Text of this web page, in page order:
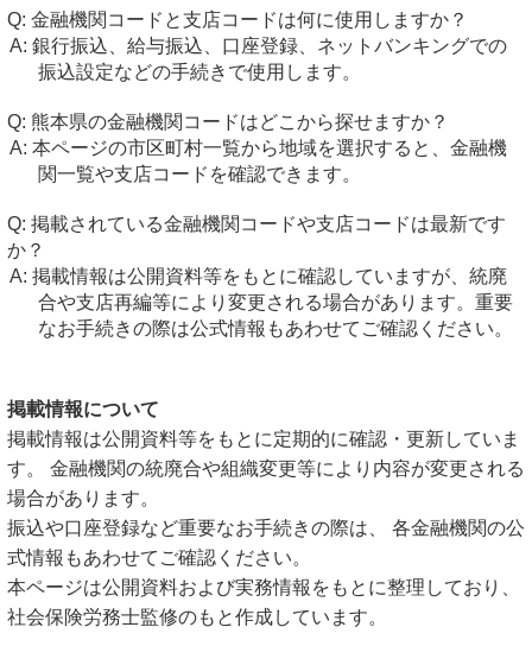
金融機関コードと支店コードは何に使用しますか？
銀行振込、給与振込、口座登録、ネットバンキングでの
振込設定などの手続きで使用します。
熊本県の金融機関コードはどこから探せますか？
本ページの市区町村一覧から地域を選択すると、金融機
関一覧や支店コードを確認できます。
掲載されている金融機関コードや支店コードは最新です
か？
掲載情報は公開資料等をもとに確認していますが、統廃
合や支店再編等により変更される場合があります。重要
なお手続きの際は公式情報もあわせてご確認ください。
掲載情報について
掲載情報は公開資料等をもとに定期的に確認・更新していま
す。 金融機関の統廃合や組織変更等により内容が変更される
場合があります。
振込や口座登録など重要なお手続きの際は、 各金融機関の公
式情報もあわせてご確認ください。
本ページは公開資料および実務情報をもとに整理しており、
社会保険労務士監修のもと作成しています。